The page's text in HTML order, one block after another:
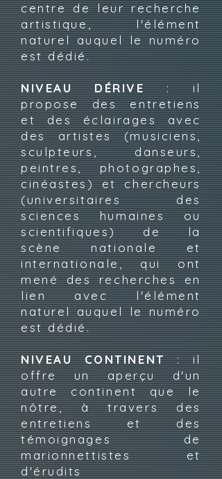
centre de leur recherche
artistique, l'élément
naturel auquel le numéro
est dédié.
NIVEAU DÉRIVE: il
propose des entretiens
et des éclairages avec
des artistes (musiciens,
sculpteurs, danseurs,
peintres, photographes,
cinéastes) et chercheurs
(universitaires des
sciences humaines ou
scientifiques) de la
scène nationale et
internationale, qui ont
mené des recherches en
lien avec l'élément
naturel auquel le numéro
est dédié.
NIVEAU CONTINENT: il
offre un aperçu d'un
autre continent que le
nôtre,à travers des
entretiens et des
témoignages de
marionnettistes et
d'érudits